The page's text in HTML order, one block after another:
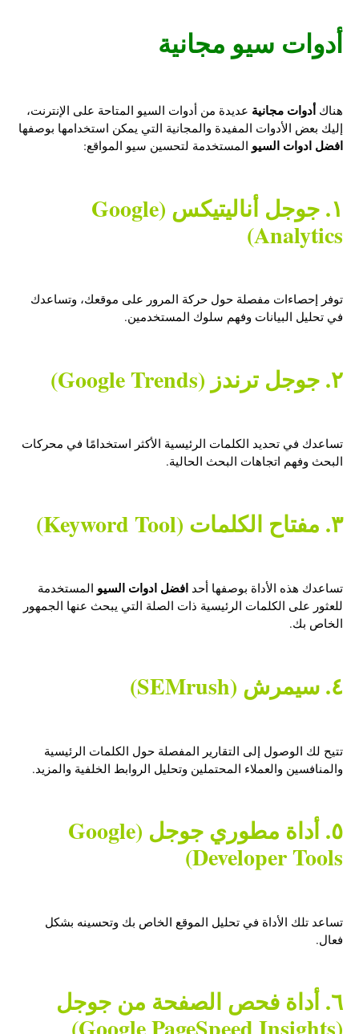
أدوات سيو مجانية
هناكأدوات مجانيةعديدة من أدوات السيو المتاحة على الإنترنت،
إليك بعض الأدوات المفيدة والمجانية التي يمكن استخدامها بوصفها
افضل ادوات السيوالمستخدمة لتحسين سيو المواقع:
١. جوجل أناليتيكس (Google
Analytics)
توفر إحصاءات مفصلة حول حركة المرور على موقعك، وتساعدك
في تحليل البيانات وفهم سلوك المستخدمين.
تساعدك في تحديد الكلمات الرئيسية الأكثر استخدامًا في محركات
البحث وفهم اتجاهات البحث الحالية.
تساعدك هذه الأداة بوصفها أحدافضل ادوات السيوالمستخدمة
للعثور على الكلمات الرئيسية ذات الصلة التي يبحث عنها الجمهور
الخاص بك.
تتيح لك الوصول إلى التقارير المفصلة حول الكلمات الرئيسية
والمنافسين والعملاء المحتملين وتحليل الروابط الخلفية والمزيد.
٥. أداة مطوري جوجل (Google
Developer Tools)
تساعد تلك الأداة في تحليل الموقع الخاص بك وتحسينه بشكل
فعال.
٦. أداة فحص الصفحة من جوجل